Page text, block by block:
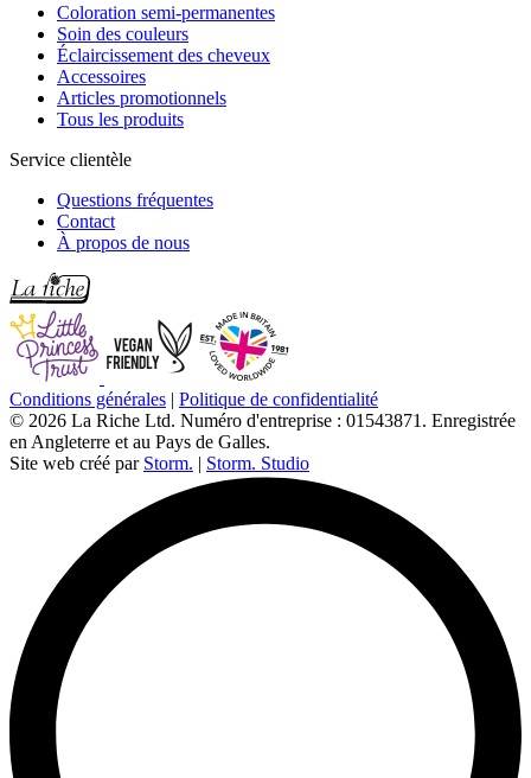
Coloration semi-permanentes
Soin des couleurs
Éclaircissement des cheveux
Accessoires
Articles promotionnels
Tous les produits
Service clientèle
Questions fréquentes
Contact
À propos de nous
Conditions générales | Politique de confidentialité
© 2026 La Riche Ltd. Numéro d'entreprise : 01543871. Enregistrée
en Angleterre et au Pays de Galles.
Site web créé par Storm. | Storm. Studio